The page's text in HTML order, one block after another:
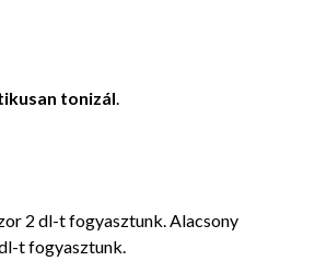
tonizál.
2 dl-t fogyasztunk. Alacsony
t fogyasztunk.